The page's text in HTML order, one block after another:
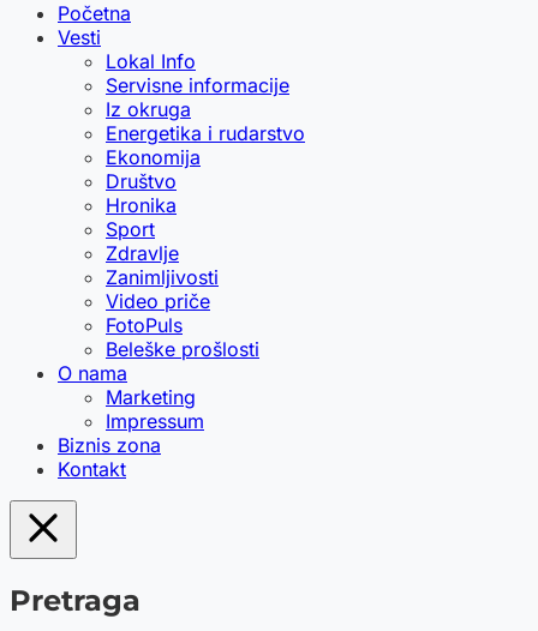
Početna
Vesti
Lokal Info
Servisne informacije
Iz okruga
Energetika i rudarstvo
Ekonomija
Društvo
Hronika
Sport
Zdravlje
Zanimljivosti
Video priče
FotoPuls
Beleške prošlosti
O nama
Marketing
Impressum
Biznis zona
Kontakt
Pretraga